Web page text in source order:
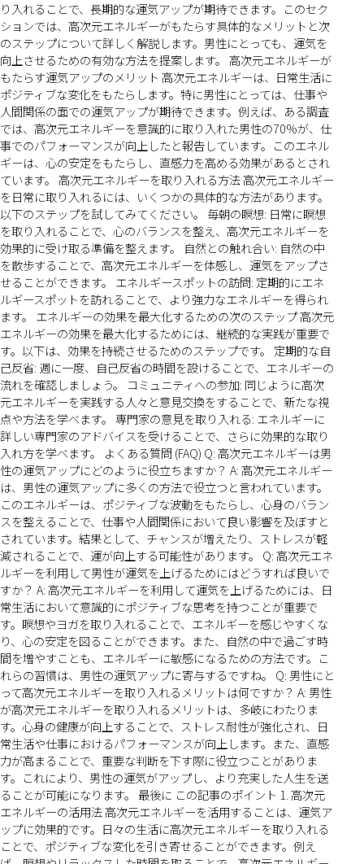
り入れることで、長期的な運気アップが期待できます。このセク
ションでは、高次元エネルギーがもたらす具体的なメリットと次
のステップについて詳しく解説します。男性にとっても、運気を
向上させるための有効な方法を提案します。 高次元エネルギーが
もたらす運気アップのメリット 高次元エネルギーは、日常生活に
ポジティブな変化をもたらします。特に男性にとっては、仕事や
人間関係の面での運気アップが期待できます。例えば、ある調査
では、高次元エネルギーを意識的に取り入れた男性の70%が、仕
事でのパフォーマンスが向上したと報告しています。このエネル
ギーは、心の安定をもたらし、直感力を高める効果があるとされ
ています。 高次元エネルギーを取り入れる方法 高次元エネルギー
を日常に取り入れるには、いくつかの具体的な方法があります。
以下のステップを試してみてください。 毎朝の瞑想: 日常に瞑想
を取り入れることで、心のバランスを整え、高次元エネルギーを
効果的に受け取る準備を整えます。 自然との触れ合い: 自然の中
を散歩することで、高次元エネルギーを体感し、運気をアップさ
せることができます。 エネルギースポットの訪問: 定期的にエネ
ルギースポットを訪れることで、より強力なエネルギーを得られ
ます。 エネルギーの効果を最大化するための次のステップ 高次元
エネルギーの効果を最大化するためには、継続的な実践が重要で
す。以下は、効果を持続させるためのステップです。 定期的な自
己反省: 週に一度、自己反省の時間を設けることで、エネルギーの
流れを確認しましょう。 コミュニティへの参加: 同じように高次
元エネルギーを実践する人々と意見交換をすることで、新たな視
点や方法を学べます。 専門家の意見を取り入れる: エネルギーに
詳しい専門家のアドバイスを受けることで、さらに効果的な取り
入れ方を学べます。 よくある質問 (FAQ) Q: 高次元エネルギーは男
性の運気アップにどのように役立ちますか？ A: 高次元エネルギー
は、男性の運気アップに多くの方法で役立つと言われています。
このエネルギーは、ポジティブな波動をもたらし、心身のバラン
スを整えることで、仕事や人間関係において良い影響を及ぼすと
されています。結果として、チャンスが増えたり、ストレスが軽
減されることで、運が向上する可能性があります。 Q: 高次元エネ
ルギーを利用して男性が運気を上げるためにはどうすれば良いで
すか？ A: 高次元エネルギーを利用して運気を上げるためには、日
常生活において意識的にポジティブな思考を持つことが重要で
す。瞑想やヨガを取り入れることで、エネルギーを感じやすくな
り、心の安定を図ることができます。また、自然の中で過ごす時
間を増やすことも、エネルギーに敏感になるための方法です。こ
れらの習慣は、男性の運気アップに寄与するですね。 Q: 男性にと
って高次元エネルギーを取り入れるメリットは何ですか？ A: 男性
が高次元エネルギーを取り入れるメリットは、多岐にわたりま
す。心身の健康が向上することで、ストレス耐性が強化され、日
常生活や仕事におけるパフォーマンスが向上します。また、直感
力が高まることで、重要な判断を下す際に役立つことがありま
す。これにより、男性の運気がアップし、より充実した人生を送
ることが可能になります。 最後に この記事のポイント 1. 高次元
エネルギーの活用法 高次元エネルギーを活用することは、運気ア
ップに効果的です。日々の生活に高次元エネルギーを取り入れる
ことで、ポジティブな変化を引き寄せることができます。例え